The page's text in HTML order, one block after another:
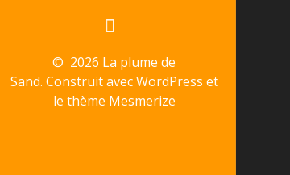
© 2026 La plume de
Sand. Construit avec WordPress et
le thème Mesmerize